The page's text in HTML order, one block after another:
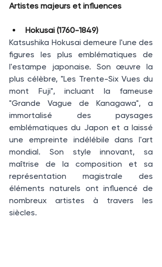
Artistes majeurs et influences
Hokusai (1760-1849)
Katsushika Hokusai demeure l'une des
figures les plus emblématiques de
l'estampe japonaise. Son œuvre la
plus célèbre, "Les Trente-Six Vues du
mont Fuji", incluant la fameuse
"Grande Vague de Kanagawa", a
immortalisé des paysages
emblématiques du Japon et a laissé
une empreinte indélébile dans l'art
mondial. Son style innovant, sa
maîtrise de la composition et sa
représentation magistrale des
éléments naturels ont influencé de
nombreux artistes à travers les
siècles.